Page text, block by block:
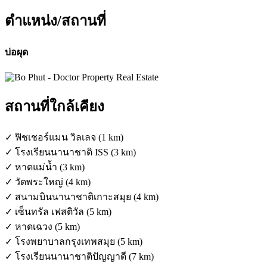
ตำแหน่ง/สถานที่
บ่อผุด
สถานที่ใกล้เคียง
✓ ฟิชเชอร์แมน วิลเลจ (1 km)
✓ โรงเรียนนานาชาติ ISS (3 km)
✓ หาดแม่น้ำ (3 km)
✓ วัดพระใหญ่ (4 km)
✓ สนามบินนานาชาติเกาะสมุย (4 km)
✓ เซ็นทรัล เฟสติวัล (5 km)
✓ หาดเฉวง (5 km)
✓ โรงพยาบาลกรุงเทพสมุย (5 km)
✓ โรงเรียนนานาชาติปัญญาดี (7 km)